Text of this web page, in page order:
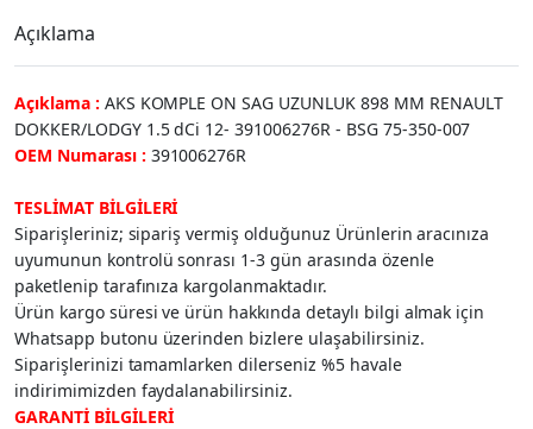
Açıklama
Açıklama : AKS KOMPLE ON SAG UZUNLUK 898 MM RENAULT
DOKKER/LODGY 1.5 dCi 12- 391006276R - BSG 75-350-007
OEM Numarası : 391006276R
TESLİMAT BİLGİLERİ
Siparişleriniz; sipariş vermiş olduğunuz Ürünlerin aracınıza
uyumunun kontrolü sonrası 1-3 gün arasında özenle
paketlenip tarafınıza kargolanmaktadır.
Ürün kargo süresi ve ürün hakkında detaylı bilgi almak için
Whatsapp butonu üzerinden bizlere ulaşabilirsiniz.
Siparişlerinizi tamamlarken dilerseniz %5 havale
indirimimizden faydalanabilirsiniz.
GARANTİ BİLGİLERİ